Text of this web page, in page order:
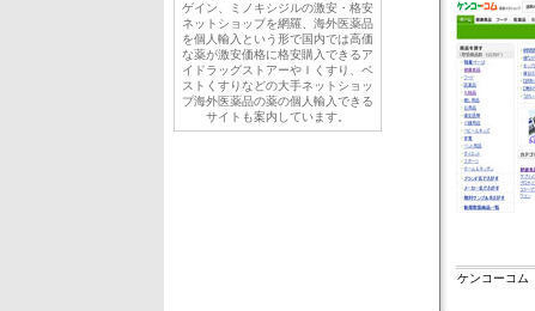
ゲイン、ミノキシジルの激安・格安
ネットショップを網羅、海外医薬品
を個人輸入という形で国内では高価
な薬が激安価格に格安購入できるア
イドラッグストアーやＩくすり、ベ
ストくすりなどの大手ネットショッ
プ海外医薬品の薬の個人輸入できる
サイトも案内しています。
ケンコーコム